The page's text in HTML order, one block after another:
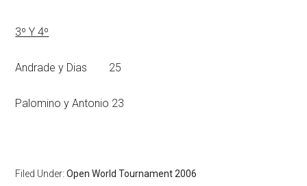
3º Y 4º
Andrade y Dias 25
Palomino y Antonio 23
Filed Under:Open World Tournament 2006